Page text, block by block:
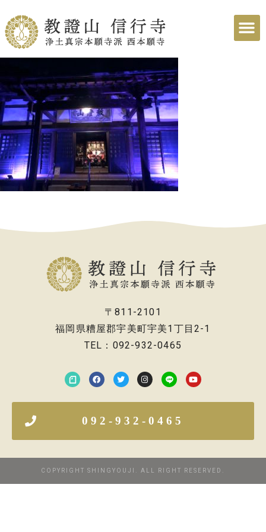
〒811-2101
福岡県糟屋郡宇美町宇美1丁目2-1
TEL：092-932-0465
092-932-0465
COPYRIGHT SHINGYOUJI. ALL RIGHT RESERVED.